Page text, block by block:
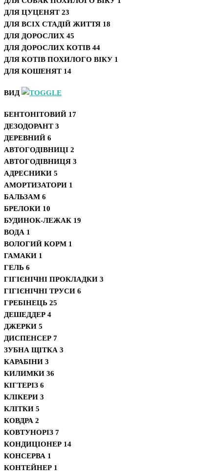
ДЛЯ ЦУЦЕНЯТ 23
ДЛЯ ВСІХ СТАДІЙ ЖИТТЯ 18
ДЛЯ ДОРОСЛИХ 45
ДЛЯ ДОРОСЛИХ КОТІВ 44
ДЛЯ КОТІВ ПОХИЛОГО ВІКУ 1
ДЛЯ КОШЕНЯТ 14
ВИД
БЕНТОНІТОВИЙ 17
ДЕЗОДОРАНТ 3
ДЕРЕВНИЙ 6
АВТОГОДІВНИЦІ 2
АВТОГОДІВНИЦЯ 3
АДРЕСНИКИ 5
АМОРТИЗАТОРИ 1
БАЛЬЗАМ 6
БРЕЛОКИ 10
БУДИНОК-ЛЕЖАК 19
ВОДА 1
ВОЛОГИЙ КОРМ 1
ГАМАКИ 1
ГЕЛЬ 6
ГІГІЄНІЧНІ ПРОКЛАДКИ 3
ГІГІЄНІЧНІ ТРУСИ 6
ГРЕБІНЕЦЬ 25
ДЕШЕДДЕР 4
ДЖЕРКИ 5
ДИСПЕНСЕР 7
ЗУБНА ЩІТКА 3
КАРАБІНИ 3
КИЛИМКИ 36
КІГТЕРІЗ 6
КЛІКЕРИ 3
КЛІТКИ 5
КОВДРА 2
КОВТУНОРІЗ 7
КОНДИЦІОНЕР 14
КОНСЕРВА 1
КОНТЕЙНЕР 1